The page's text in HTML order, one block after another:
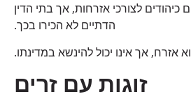
לצורכי אזרחות, אך בתי הדין
הדתיים לא הכירו בכך.
אך אינו יכול להינשא במדינתו.
זוגות עם זרים